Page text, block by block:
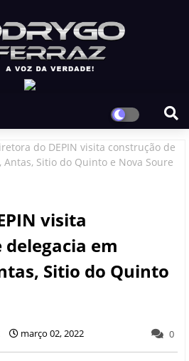
do DEPIN visita construção de
Antas, Sitio do Quinto e Nova Soure
visita
em
Sitio do Quinto
março 02, 2022 0